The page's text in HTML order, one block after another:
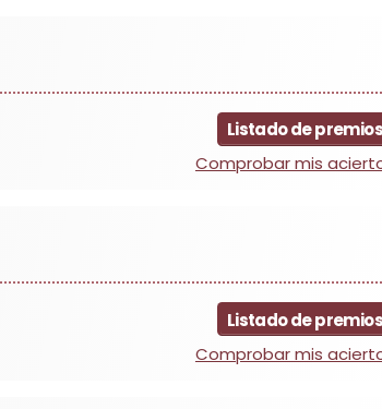
Listado de premios
Comprobar mis
Listado de premios
Comprobar mis